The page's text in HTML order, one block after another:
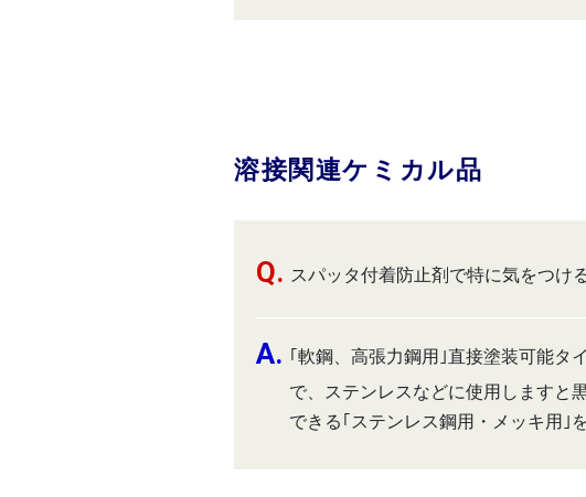
溶接関連ケミカル品
スパッタ付着防止剤で特に気をつけ
｢軟鋼、高張力鋼用｣直接塗装可能タ
で、ステンレスなどに使用しますと
できる｢ステンレス鋼用・メッキ用｣